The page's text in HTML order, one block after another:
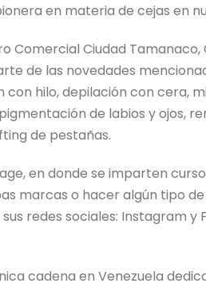
en materia de cejas en
Comercial Ciudad Tamanaco,
de las novedades
hilo, depilación con cera,
de labios y ojos,
de pestañas.
en donde se imparten
marcas o hacer algún tipo
redes sociales: Instagram y
cadena en Venezuela